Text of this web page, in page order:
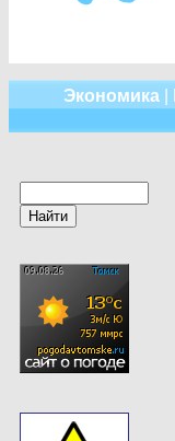
Экономика|